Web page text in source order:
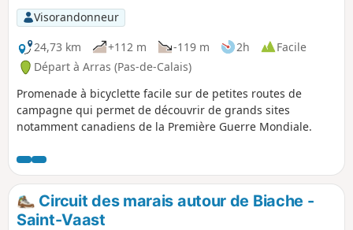
Visorandonneur
24,73 km
+112 m -119 m 2h
Facile
Départ à Arras (Pas-de-Calais)
Promenade à bicyclette facile sur de petites routes de
campagne qui permet de découvrir de grands sites
notamment canadiens de la Première Guerre Mondiale.
Circuit des marais autour de Biache -
Saint-Vaast